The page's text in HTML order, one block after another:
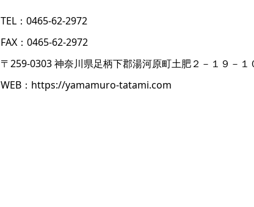
TEL：0465-62-2972
FAX：0465-62-2972
〒259-0303 神奈川県足柄下郡湯河原町土肥２－１９－１
WEB： https://yamamuro-tatami.com